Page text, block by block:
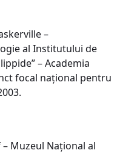
–
al Institutului de
– Academia
focal național pentru
Muzeul Național al